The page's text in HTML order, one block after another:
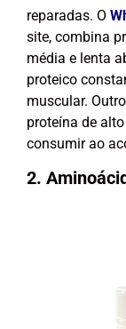
reparadas. O
site, combina
média e lenta
proteico
muscular.
proteína de
consumir ao
2.